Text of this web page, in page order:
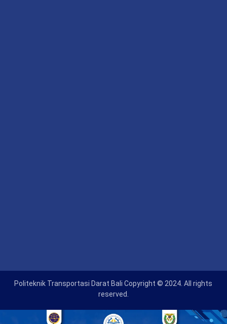
Politeknik Transportasi Darat Bali Copyright © 2024. All rights
reserved.